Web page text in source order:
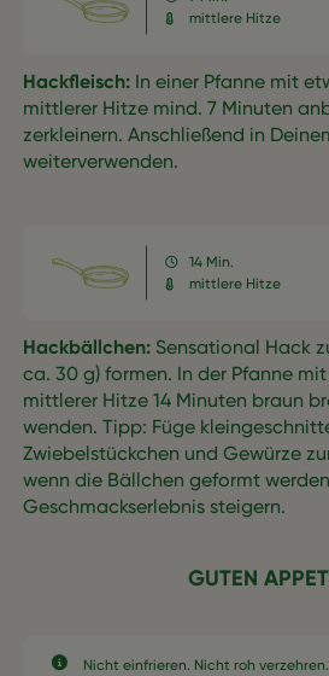
mittlere Hitze
Hackfleisch: In einer Pfanne mit
mittlerer Hitze mind. 7 Minuten
zerkleinern. Anschließend in
weiterverwenden.
14 Min.
mittlere Hitze
Hackbällchen: Sensational Hack
ca. 30 g) formen. In der Pfanne mit
mittlerer Hitze 14 Minuten braun
wenden. Tipp: Füge
Zwiebelstückchen und Gewürze
wenn die Bällchen geformt
Geschmackserlebnis steigern.
GUTEN
Nicht einfrieren. Nicht roh